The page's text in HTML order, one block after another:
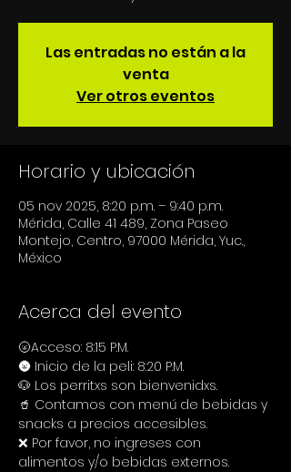
Las entradas no están a la
venta
Ver otros eventos
Horario y ubicación
05 nov 2025, 8:20 p.m. – 9:40 p.m.
Mérida, Calle 41 489, Zona Paseo
Montejo, Centro, 97000 Mérida, Yuc.,
México
Acerca del evento
🌝Acceso: 8:15 P.M.
🌚 Inicio de la peli: 8:20 P.M.
🐶 Los perritxs son bienvenidxs.
🥤 Contamos con menú de bebidas y
snacks a precios accesibles.
❌ Por favor, no ingreses con
alimentos y/o bebidas externos.